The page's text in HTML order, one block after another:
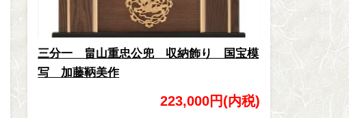
三分一 畠山重忠公兜 収納飾り 国宝模
写 加藤鞆美作
223,000円(内税)